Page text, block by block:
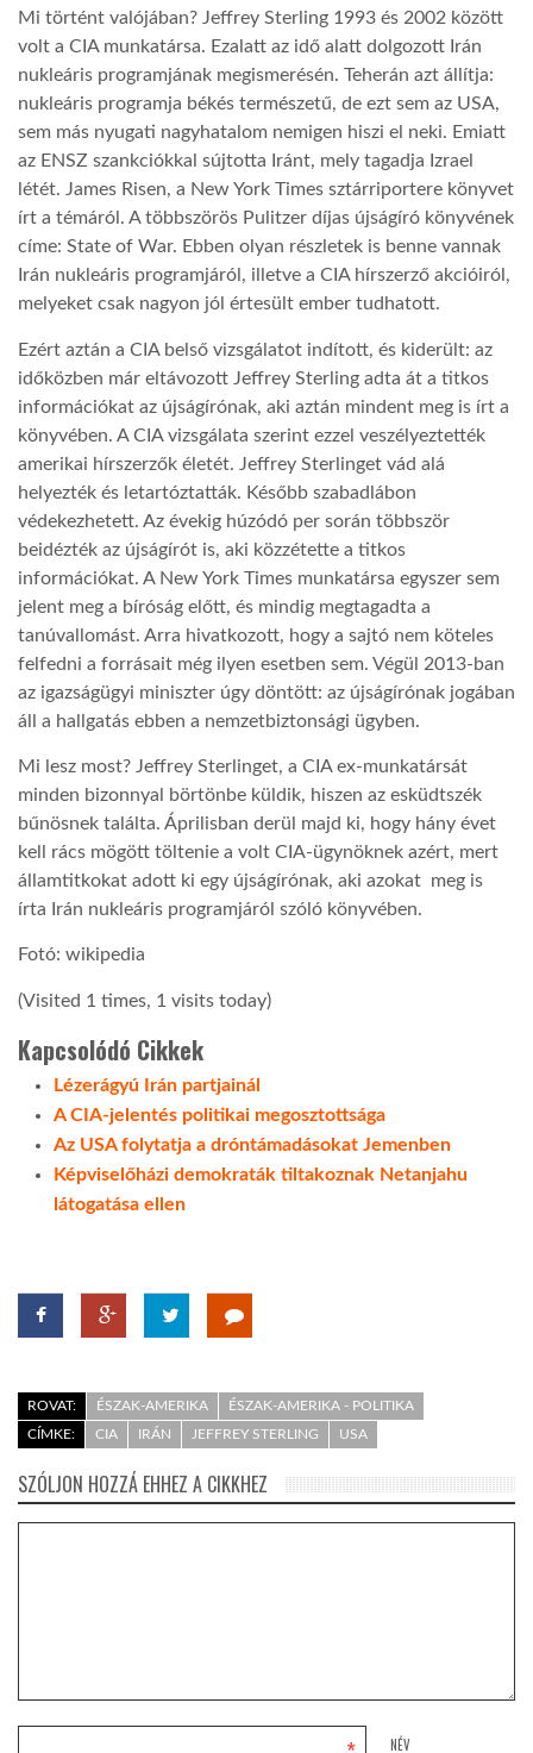
GLOBOZSARU
DOBRAVERO.HU
GLOBOBOOK
Mi történt valójában? Jeffrey Sterling 1993 és 2002 között
volt a CIA munkatársa. Ezalatt az idő alatt dolgozott Irán
nukleáris programjának megismerésén. Teherán azt állítja:
nukleáris programja békés természetű, de ezt sem az USA,
sem más nyugati nagyhatalom nemigen hiszi el neki. Emiatt
az ENSZ szankciókkal sújtotta Iránt, mely tagadja Izrael
létét. James Risen, a New York Times sztárriportere könyvet
írt a témáról. A többszörös Pulitzer díjas újságíró könyvének
címe: State of War. Ebben olyan részletek is benne vannak
Irán nukleáris programjáról, illetve a CIA hírszerző akcióiról,
melyeket csak nagyon jól értesült ember tudhatott.
Ezért aztán a CIA belső vizsgálatot indított, és kiderült: az
időközben már eltávozott Jeffrey Sterling adta át a titkos
információkat az újságírónak, aki aztán mindent meg is írt a
könyvében. A CIA vizsgálata szerint ezzel veszélyeztették
amerikai hírszerzők életét. Jeffrey Sterlinget vád alá
helyezték és letartóztatták. Később szabadlábon
védekezhetett. Az évekig húzódó per során többször
beidézték az újságírót is, aki közzétette a titkos
információkat. A New York Times munkatársa egyszer sem
jelent meg a bíróság előtt, és mindig megtagadta a
tanúvallomást. Arra hivatkozott, hogy a sajtó nem köteles
felfedni a forrásait még ilyen esetben sem. Végül 2013-ban
az igazságügyi miniszter úgy döntött: az újságírónak jogában
áll a hallgatás ebben a nemzetbiztonsági ügyben.
Mi lesz most? Jeffrey Sterlinget, a CIA ex-munkatársát
minden bizonnyal börtönbe küldik, hiszen az esküdtszék
bűnösnek találta. Áprilisban derül majd ki, hogy hány évet
kell rács mögött töltenie a volt CIA-ügynöknek azért, mert
államtitkokat adott ki egy újságírónak, aki azokat meg is
írta Irán nukleáris programjáról szóló könyvében.
Fotó: wikipedia
(Visited 1 times, 1 visits today)
Kapcsolódó Cikkek
Lézerágyú Irán partjainál
A CIA-jelentés politikai megosztottsága
Az USA folytatja a dróntámadásokat Jemenben
Képviselőházi demokraták tiltakoznak Netanjahu
látogatása ellen
ROVAT: ÉSZAK-AMERIKA
ÉSZAK-AMERIKA - POLITIKA
CÍMKE:
CIA IRÁN JEFFREY STERLING USA
SZÓLJON HOZZÁ EHHEZ A CIKKHEZ
NÉV